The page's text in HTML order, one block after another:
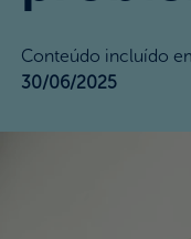
Nossos Valores
FAQ
Conteúdo incluído
30/06/2025